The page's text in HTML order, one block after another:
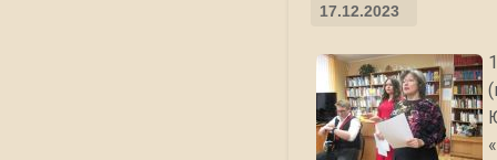
17.12.2023